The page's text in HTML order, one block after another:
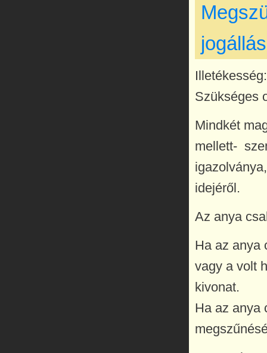
Szükséges
Mindkét
mellett-
idejéről.
Az anya
Ha az anya
vagy a volt
kivonat.
Ha az anya